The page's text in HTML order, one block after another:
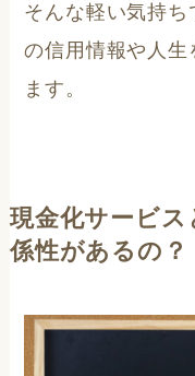
そんな軽い気持
の信用情報や人生
ます。
現金化サービ
係性があるの？